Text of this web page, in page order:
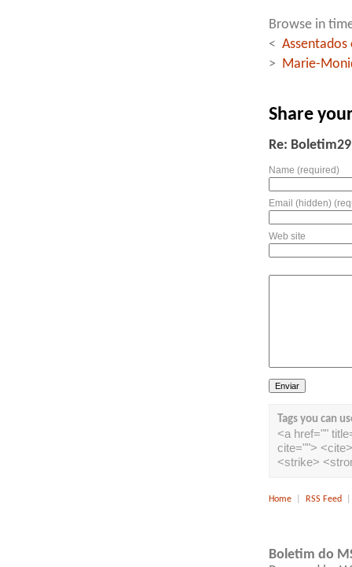
Browse in
< Assentados
>
Marie-
Share
Re: Boletim29
Name (required)
Email (hidden)
Web site
Tags you can
<a href=""
cite="">
<strike>
Home RSS Feed
Boletim do